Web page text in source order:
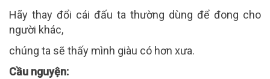
Hãy thay đổi cái đấu ta thường dùng để đong cho
người khác,
chúng ta sẽ thấy mình giàu có hơn xưa.
Cầu nguyện: